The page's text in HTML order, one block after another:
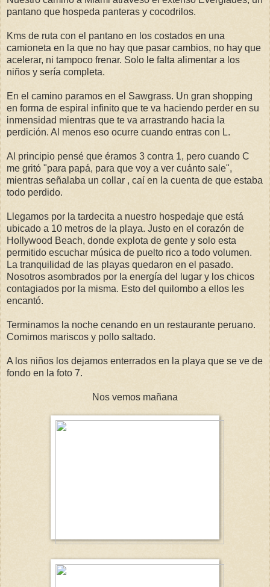
pantano que hospeda panteras y cocodrilos.
Kms de ruta con el pantano en los costados en una
camioneta en la que no hay que pasar cambios, no hay que
acelerar, ni tampoco frenar. Solo le falta alimentar a los
niños y sería completa.
En el camino paramos en el Sawgrass. Un gran shopping
en forma de espiral infinito que te va haciendo perder en su
inmensidad mientras que te va arrastrando hacia la
perdición. Al menos eso ocurre cuando entras con L.
Al principio pensé que éramos 3 contra 1, pero cuando C
me gritó "para papá, para que voy a ver cuánto sale",
mientras señalaba un collar , caí en la cuenta de que estaba
todo perdido.
Llegamos por la tardecita a nuestro hospedaje que está
ubicado a 10 metros de la playa. Justo en el corazón de
Hollywood Beach, donde explota de gente y solo esta
permitido escuchar música de puelto rico a todo volumen.
La tranquilidad de las playas quedaron en el pasado.
Nosotros asombrados por la energía del lugar y los chicos
contagiados por la misma. Esto del quilombo a ellos les
encantó.
Terminamos la noche cenando en un restaurante peruano.
Comimos mariscos y pollo saltado.
A los niños los dejamos enterrados en la playa que se ve de
fondo en la foto 7.
Nos vemos mañana